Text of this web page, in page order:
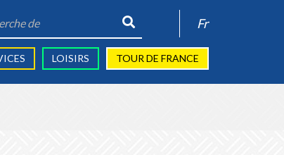
Fr
LOISIRS TOUR DE FRANCE